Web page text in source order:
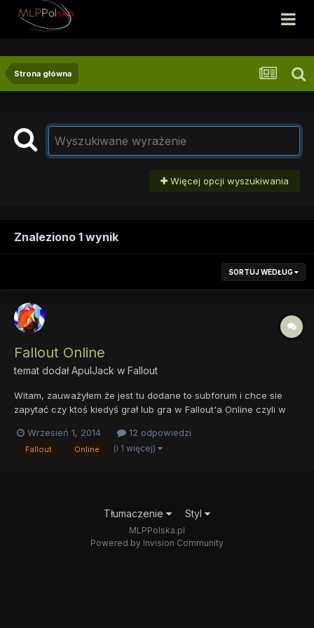
Strona główna
Więcej opcji wyszukiwania
Znaleziono 1 wynik
SORTUJ WEDŁUG
Fallout Online
temat dodałApulJack w Fallout
Witam, zauważyłem że jest tu dodane to subforum i chce sie
zapytać czy ktoś kiedyś grał lub gra w Fallout'a Online czyli w
to może polecicie jakieś serwery na którch graliście/gracie
może dołącze do was, ponieważ nadeszła mni...
Wrzesień 1, 2014 12 odpowiedzi
Fallout Online (i 1 więcej)
Tłumaczenie Styl
MLPPolska.pl
Powered by Invision Community